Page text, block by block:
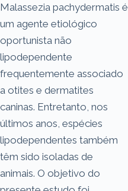
Malassezia pachydermatis é
um agente etiológico
oportunista não
lipodependente
frequentemente associado
a otites e dermatites
caninas. Entretanto, nos
últimos anos, espécies
lipodependentes também
têm sido isoladas de
animais. O objetivo do